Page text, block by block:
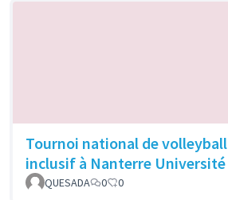
Tournoi national de volleyball
inclusif à Nanterre Université
QUESADA 0 0